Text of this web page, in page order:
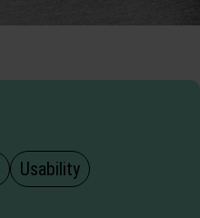
Usability